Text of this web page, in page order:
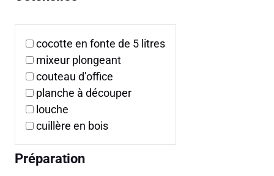
cocotte en fonte de 5 litres
mixeur plongeant
couteau d’office
planche à découper
louche
cuillère en bois
Préparation